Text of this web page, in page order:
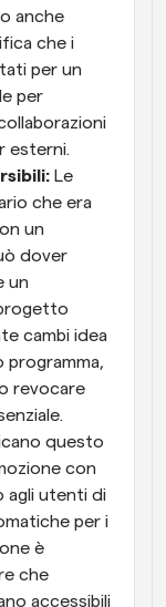
anche
che i
per un
per
esterni.
Le
che era
un
dover
un
cambi idea
programma,
revocare
questo
con
agli utenti di
per i
è
che
accessibili